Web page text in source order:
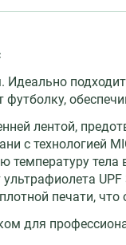
футболку,
лентой,
с технологией
температуру
печати,
для